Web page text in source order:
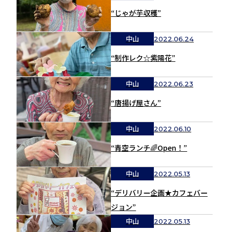
“じゃが芋収穫”
中山 2022.06.24
“制作レク☆紫陽花”
中山 2022.06.23
“唐揚げ屋さん”
中山 2022.06.10
“青空ランチ🌈Open！”
中山 2022.05.13
“デリバリー企画★カフェバー
ジョン”
中山 2022.05.13